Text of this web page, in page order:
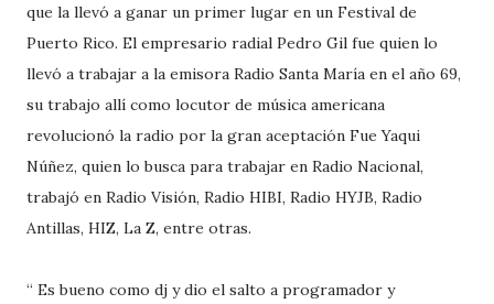
que la llevó a ganar un primer lugar en un Festival de
Puerto Rico. El empresario radial Pedro Gil fue quien lo
llevó a trabajar a la emisora Radio Santa María en el año 69,
su trabajo allí como locutor de música americana
revolucionó la radio por la gran aceptación Fue Yaqui
Núñez, quien lo busca para trabajar en Radio Nacional,
trabajó en Radio Visión, Radio HIBI, Radio HYJB, Radio
Antillas, HIZ, La Z, entre otras.
“ Es bueno como dj y dio el salto a programador y